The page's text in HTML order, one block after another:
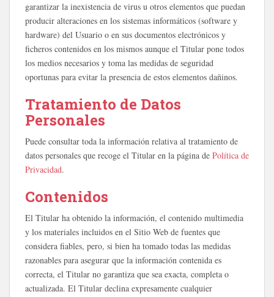
garantizar la inexistencia de virus u otros elementos que puedan
producir alteraciones en los sistemas informáticos (software y
hardware) del Usuario o en sus documentos electrónicos y
ficheros contenidos en los mismos aunque el Titular pone todos
los medios necesarios y toma las medidas de seguridad
oportunas para evitar la presencia de estos elementos dañinos.
Tratamiento de Datos
Personales
Puede consultar toda la información relativa al tratamiento de
datos personales que recoge el Titular en la página de Política de
Privacidad.
Contenidos
El Titular ha obtenido la información, el contenido multimedia
y los materiales incluidos en el Sitio Web de fuentes que
considera fiables, pero, si bien ha tomado todas las medidas
razonables para asegurar que la información contenida es
correcta, el Titular no garantiza que sea exacta, completa o
actualizada. El Titular declina expresamente cualquier